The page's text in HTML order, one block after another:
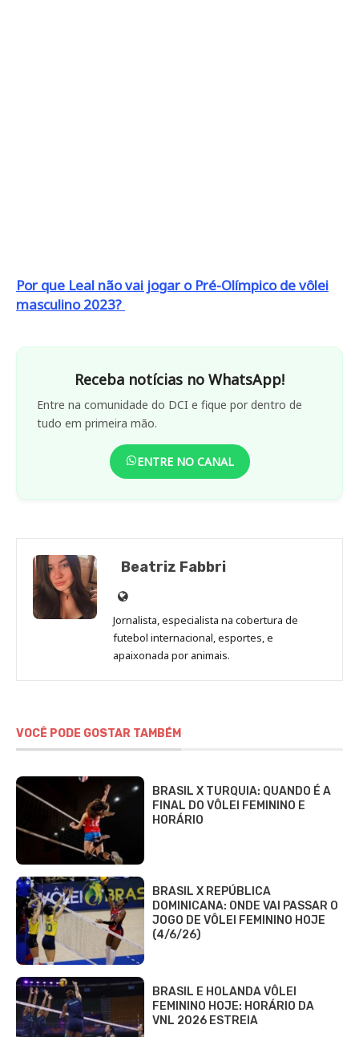
Por que Leal não vai jogar o Pré-Olímpico de vôlei
masculino 2023?
Receba notícias no WhatsApp!
Entre na comunidade do DCI e fique por dentro de
tudo em primeira mão.
ENTRE NO CANAL
Beatriz Fabbri
Site
de
Beatriz
Fabbri
Jornalista, especialista na cobertura de
futebol internacional, esportes, e
apaixonada por animais.
VOCÊ PODE GOSTAR TAMBÉM
BRASIL X TURQUIA: QUANDO É A
FINAL DO VÔLEI FEMININO E
HORÁRIO
BRASIL X REPÚBLICA
DOMINICANA: ONDE VAI PASSAR O
JOGO DE VÔLEI FEMININO HOJE
(4/6/26)
BRASIL E HOLANDA VÔLEI
FEMININO HOJE: HORÁRIO DA
VNL 2026 ESTREIA